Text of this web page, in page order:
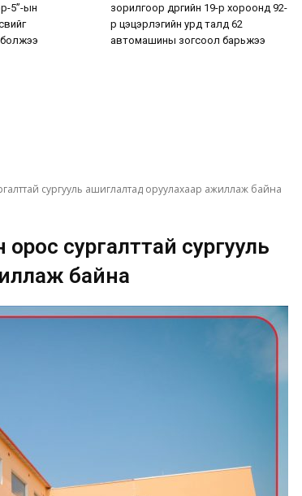
5”-ын
зорилгоор дүүргийн 19-р хороонд 92-
р цэцэрлэгийн урд талд 62
автомашины зогсоол барьжээ